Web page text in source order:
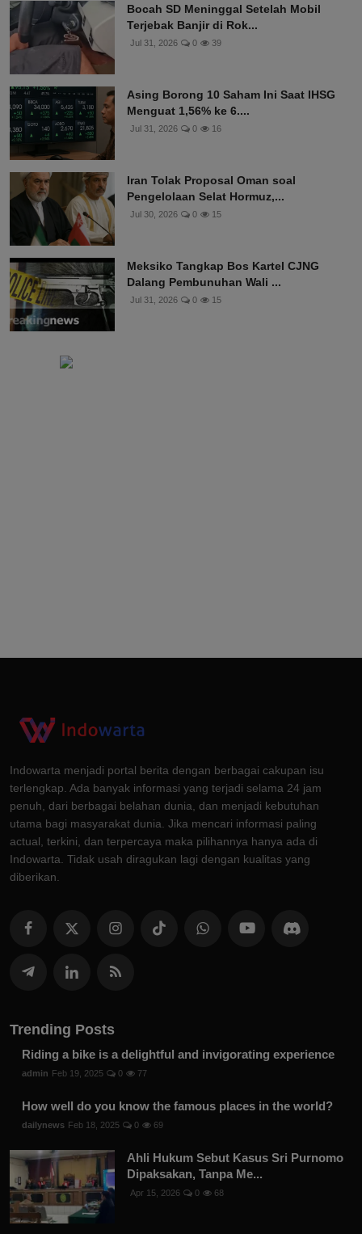
Bocah SD Meninggal Setelah Mobil
Terjebak Banjir di Rok...
Jul 31, 2026 0 39
Asing Borong 10 Saham Ini Saat IHSG
Menguat 1,56% ke 6....
Jul 31, 2026 0 16
Iran Tolak Proposal Oman soal
Pengelolaan Selat Hormuz,...
Jul 30, 2026 0 15
Meksiko Tangkap Bos Kartel CJNG
Dalang Pembunuhan Wali ...
Jul 31, 2026 0 15
Indowarta menjadi portal berita dengan berbagai cakupan isu
terlengkap. Ada banyak informasi yang terjadi selama 24 jam
penuh, dari berbagai belahan dunia, dan menjadi kebutuhan
utama bagi masyarakat dunia. Jika mencari informasi paling
actual, terkini, dan terpercaya maka pilihannya hanya ada di
Indowarta. Tidak usah diragukan lagi dengan kualitas yang
diberikan.
Trending Posts
Riding a bike is a delightful and invigorating experience
admin Feb 19, 2025 0 77
How well do you know the famous places in the world?
dailynews Feb 18, 2025 0 69
Ahli Hukum Sebut Kasus Sri Purnomo
Dipaksakan, Tanpa Me...
Apr 15, 2026 0 68